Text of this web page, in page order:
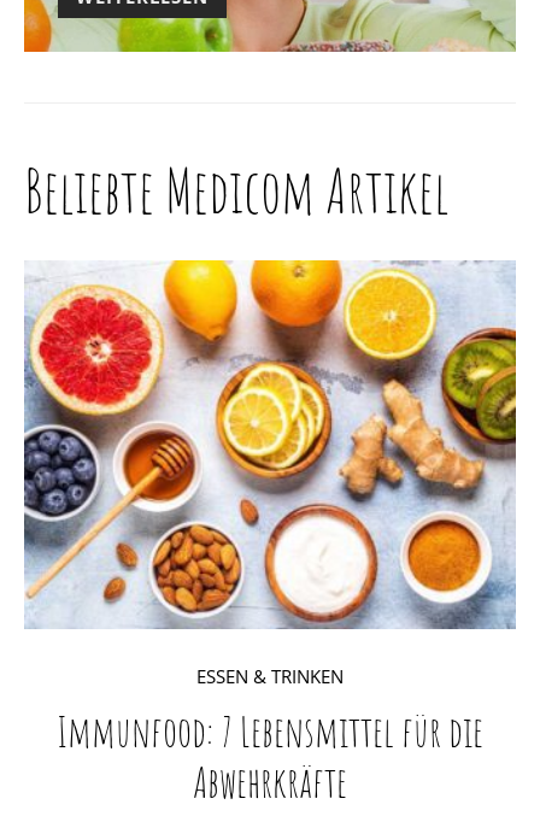
Beliebte Medicom Artikel
ESSEN & TRINKEN
Immunfood: 7 Lebensmittel für die
Abwehrkräfte